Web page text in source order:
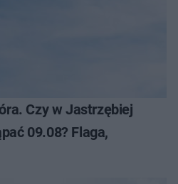
Czy w Jastrzębiej
09.08? Flaga,